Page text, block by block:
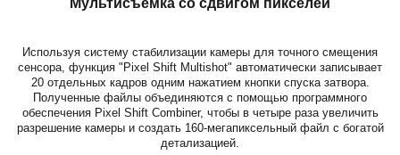
Мультисъемка со сдвигом пикселей
Используя систему стабилизации камеры для точного смещения
сенсора, функция "Pixel Shift Multishot" автоматически записывает
20 отдельных кадров одним нажатием кнопки спуска затвора.
Полученные файлы объединяются с помощью программного
обеспечения Pixel Shift Combiner, чтобы в четыре раза увеличить
разрешение камеры и создать 160-мегапиксельный файл с богатой
детализацией.